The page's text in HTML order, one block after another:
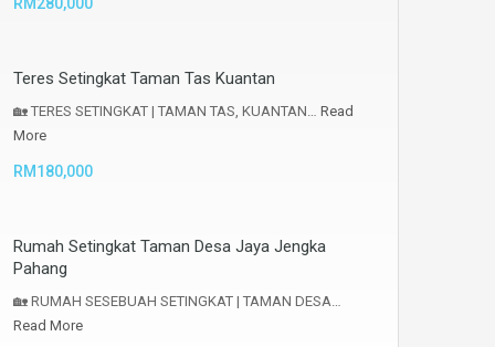
Teres Setingkat Taman Tas Kuantan
🏡 TERES SETINGKAT | TAMAN TAS, KUANTAN… Read
More
RM180,000
Rumah Setingkat Taman Desa Jaya Jengka
Pahang
🏡 RUMAH SESEBUAH SETINGKAT | TAMAN DESA…
Read More